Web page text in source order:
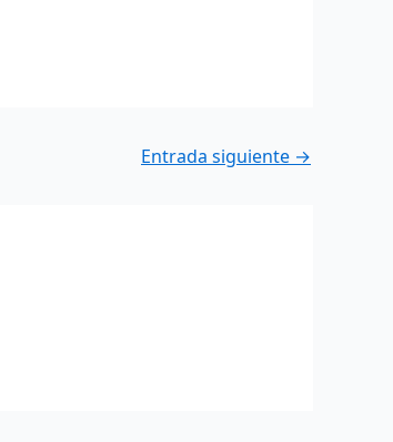
Entrada siguiente →